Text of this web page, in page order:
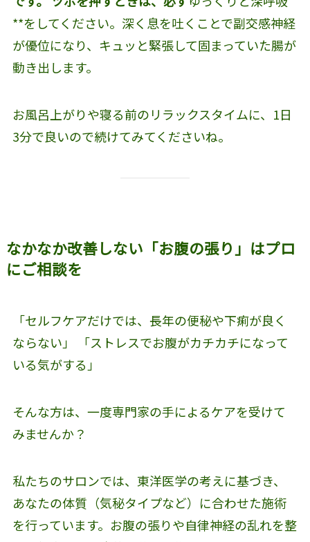
**をしてください。深く息を吐くことで副交感神経
が優位になり、キュッと緊張して固まっていた腸が
動き出します。
お風呂上がりや寝る前のリラックスタイムに、1日
3分で良いので続けてみてくださいね。
なかなか改善しない「お腹の張り」はプロ
にご相談を
「セルフケアだけでは、長年の便秘や下痢が良く
ならない」 「ストレスでお腹がカチカチになって
いる気がする」
そんな方は、一度専門家の手によるケアを受けて
みませんか？
私たちのサロンでは、東洋医学の考えに基づき、
あなたの体質（気秘タイプなど）に合わせた施術
を行っています。お腹の張りや自律神経の乱れを整